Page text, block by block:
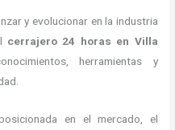
y evolucionar en la industria
cerrajero 24 horas en Villa
herramientas y
en el mercado, el